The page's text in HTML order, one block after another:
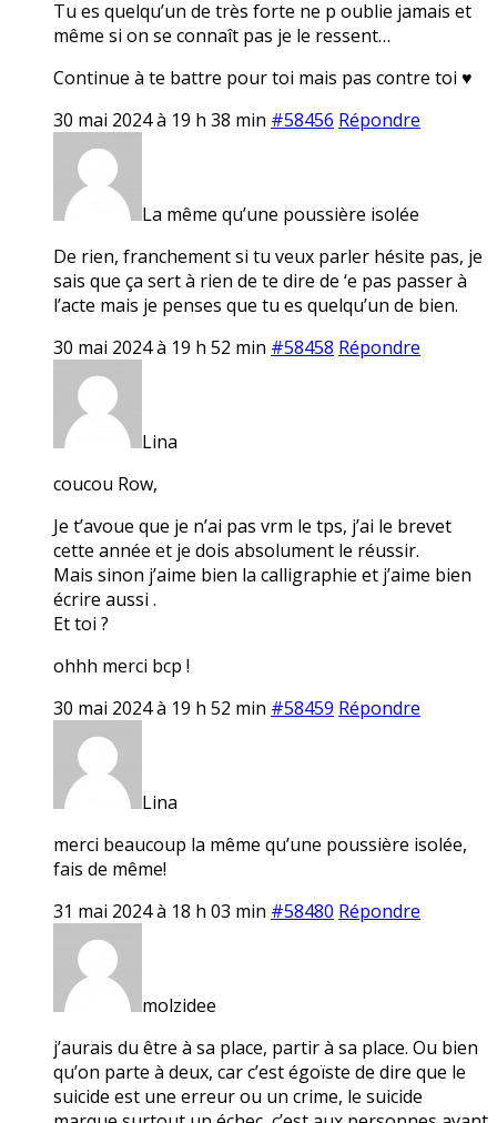
Tu es quelqu’un de très forte ne p oublie jamais et
même si on se connaît pas je le ressent…
Continue à te battre pour toi mais pas contre toi ♥️
30 mai 2024 à 19 h 38 min #58456 Répondre
La même qu’une poussière isolée
De rien, franchement si tu veux parler hésite pas, je
sais que ça sert à rien de te dire de ‘e pas passer à
l’acte mais je penses que tu es quelqu’un de bien.
30 mai 2024 à 19 h 52 min #58458 Répondre
Lina
coucou Row,
Je t’avoue que je n’ai pas vrm le tps, j’ai le brevet
cette année et je dois absolument le réussir.
Mais sinon j’aime bien la calligraphie et j’aime bien
écrire aussi .
Et toi ?
ohhh merci bcp !
30 mai 2024 à 19 h 52 min #58459 Répondre
Lina
merci beaucoup la même qu’une poussière isolée,
fais de même!
31 mai 2024 à 18 h 03 min #58480 Répondre
molzidee
j’aurais du être à sa place, partir à sa place. Ou bien
qu’on parte à deux, car c’est égoïste de dire que le
suicide est une erreur ou un crime, le suicide